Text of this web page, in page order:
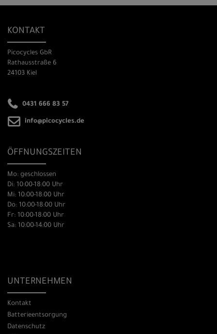
KONTAKT
Picocycles GbR
Rathausstraße 6
24103 Kiel
0431 666 83 57
info@picocycles.de
ÖFFNUNGSZEITEN
Mo: geschlossen
Di: 10:00-18:00 Uhr
Mi: 10:00-18:00 Uhr
Do: 10:00-18:00 Uhr
Fr: 10:00-18:00 Uhr
Sa: 10:00-14:00 Uhr
UNTERNEHMEN
Kontakt
Batterieentsorgung
Datenschutz